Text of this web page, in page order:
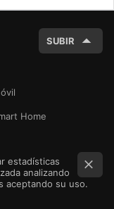
SUBIR
Home
estadísticas
analizando
aceptando su uso.